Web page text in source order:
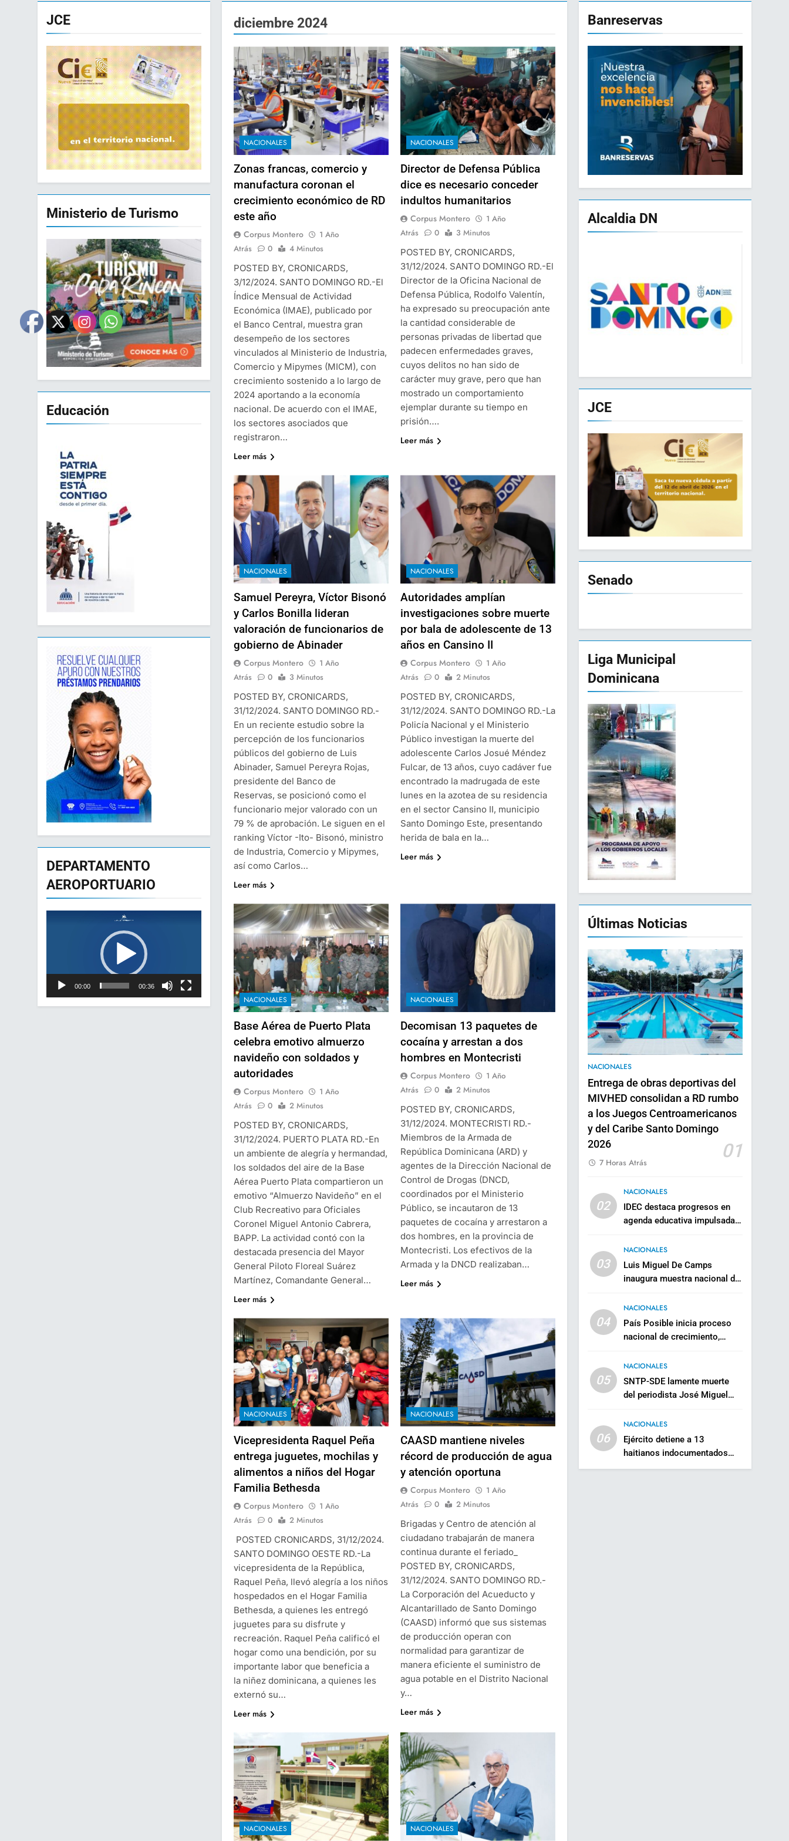
JCE
Ministerio de Turismo
Educación
DEPARTAMENTO
AEROPORTUARIO
00:00 00:36
diciembre 2024
NACIONALES
Zonas francas, comercio y
manufactura coronan el
crecimiento económico de RD
este año
Corpus Montero
1 Año
Atrás
0
4 Minutos
POSTED BY, CRONICARDS,
3/12/2024. SANTO DOMINGO RD.-El
Índice Mensual de Actividad
Económica (IMAE), publicado por
el Banco Central, muestra gran
desempeño de los sectores
vinculados al Ministerio de Industria,
Comercio y Mipymes (MICM), con
crecimiento sostenido a lo largo de
2024 aportando a la economía
nacional. De acuerdo con el IMAE,
los sectores asociados que
registraron…
Leer más
NACIONALES
Director de Defensa Pública
dice es necesario conceder
indultos humanitarios
Corpus Montero
1 Año
Atrás
0
3 Minutos
POSTED BY, CRONICARDS,
31/12/2024. SANTO DOMINGO RD.-El
Director de la Oficina Nacional de
Defensa Pública, Rodolfo Valentín,
ha expresado su preocupación ante
la cantidad considerable de
personas privadas de libertad que
padecen enfermedades graves,
cuyos delitos no han sido de
carácter muy grave, pero que han
mostrado un comportamiento
ejemplar durante su tiempo en
prisión….
Leer más
NACIONALES
Samuel Pereyra, Víctor Bisonó
y Carlos Bonilla lideran
valoración de funcionarios de
gobierno de Abinader
Corpus Montero
1 Año
Atrás
0
3 Minutos
POSTED BY, CRONICARDS,
31/12/2024. SANTO DOMINGO RD.-
En un reciente estudio sobre la
percepción de los funcionarios
públicos del gobierno de Luis
Abinader, Samuel Pereyra Rojas,
presidente del Banco de
Reservas, se posicionó como el
funcionario mejor valorado con un
79 % de aprobación. Le siguen en el
ranking Víctor -Ito- Bisonó, ministro
de Industria, Comercio y Mipymes,
así como Carlos…
Leer más
NACIONALES
Autoridades amplían
investigaciones sobre muerte
por bala de adolescente de 13
años en Cansino II
Corpus Montero
1 Año
Atrás
0
2 Minutos
POSTED BY, CRONICARDS,
31/12/2024. SANTO DOMINGO RD.-La
Policía Nacional y el Ministerio
Público investigan la muerte del
adolescente Carlos Josué Méndez
Fulcar, de 13 años, cuyo cadáver fue
encontrado la madrugada de este
lunes en la azotea de su residencia
en el sector Cansino II, municipio
Santo Domingo Este, presentando
herida de bala en la…
Leer más
NACIONALES
Base Aérea de Puerto Plata
celebra emotivo almuerzo
navideño con soldados y
autoridades
Corpus Montero
1 Año
Atrás
0
2 Minutos
POSTED BY, CRONICARDS,
31/12/2024. PUERTO PLATA RD.-En
un ambiente de alegría y hermandad,
los soldados del aire de la Base
Aérea Puerto Plata compartieron un
emotivo “Almuerzo Navideño” en el
Club Recreativo para Oficiales
Coronel Miguel Antonio Cabrera,
BAPP. La actividad contó con la
destacada presencia del Mayor
General Piloto Floreal Suárez
Martínez, Comandante General…
Leer más
NACIONALES
Decomisan 13 paquetes de
cocaína y arrestan a dos
hombres en Montecristi
Corpus Montero
1 Año
Atrás
0
2 Minutos
POSTED BY, CRONICARDS,
31/12/2024. MONTECRISTI RD.-
Miembros de la Armada de
República Dominicana (ARD) y
agentes de la Dirección Nacional de
Control de Drogas (DNCD,
coordinados por el Ministerio
Público, se incautaron de 13
paquetes de cocaína y arrestaron a
dos hombres, en la provincia de
Montecristi. Los efectivos de la
Armada y la DNCD realizaban…
Leer más
NACIONALES
Vicepresidenta Raquel Peña
entrega juguetes, mochilas y
alimentos a niños del Hogar
Familia Bethesda
Corpus Montero
1 Año
Atrás
0
2 Minutos
POSTED CRONICARDS, 31/12/2024.
SANTO DOMINGO OESTE RD.-La
vicepresidenta de la República,
Raquel Peña, llevó alegría a los niños
hospedados en el Hogar Familia
Bethesda, a quienes les entregó
juguetes para su disfrute y
recreación. Raquel Peña calificó el
hogar como una bendición, por su
importante labor que beneficia a
la niñez dominicana, a quienes les
externó su…
Leer más
NACIONALES
CAASD mantiene niveles
récord de producción de agua
y atención oportuna
Corpus Montero
1 Año
Atrás
0
2 Minutos
Brigadas y Centro de atención al
ciudadano trabajarán de manera
continua durante el feriado_
POSTED BY, CRONICARDS,
31/12/2024. SANTO DOMINGO RD.-
La Corporación del Acueducto y
Alcantarillado de Santo Domingo
(CAASD) informó que sus sistemas
de producción operan con
normalidad para garantizar de
manera eficiente el suministro de
agua potable en el Distrito Nacional
y…
Leer más
NACIONALES NACIONALES
Banreservas
Alcaldia DN
JCE
Senado
Liga Municipal
Dominicana
Últimas Noticias
NACIONALES
Entrega de obras deportivas del
MIVHED consolidan a RD rumbo
a los Juegos Centroamericanos
y del Caribe Santo Domingo
2026
01
7 Horas Atrás
02
NACIONALES
IDEC destaca progresos en
agenda educativa impulsada
Camps
03
NACIONALES
Luis Miguel De Camps
inaugura muestra nacional de
Teatro Nacional
04
NACIONALES
País Posible inicia proceso
nacional de crecimiento,
cara a las elecciones de 2028
05
NACIONALES
SNTP-SDE lamente muerte
del periodista José Miguel
06
NACIONALES
Ejército detiene a 13
haitianos indocumentados
tras persecución de una